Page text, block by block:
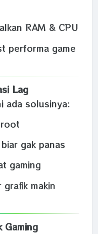
RAM & CPU
performa game
Lag
ada solusinya:
gak panas
gaming
makin
Gaming